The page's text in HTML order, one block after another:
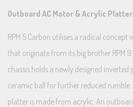
Outboard AC Motor & Acrylic Platter
RPM 5 Carbon utilises a radical
that originate from its big brother RPM
chassis holds a newly designed
ceramic ball for further reduced
platter is made from acrylic. An